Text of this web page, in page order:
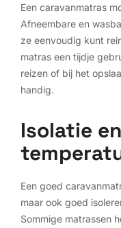
Een caravanmatras
Afneembare en
ze eenvoudig kunt
matras een tijdje
reizen of bij het
handig.
Isolatie en
Een goed
maar ook goed
Sommige matrassen